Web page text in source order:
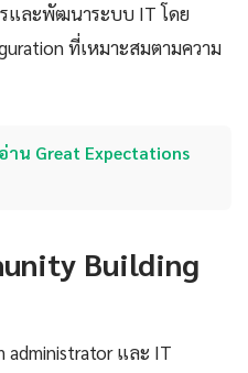
รและพัฒนาระบบ IT โดย
ที่เหมาะสมตามความ
าน Great Expectations
Building
และ IT